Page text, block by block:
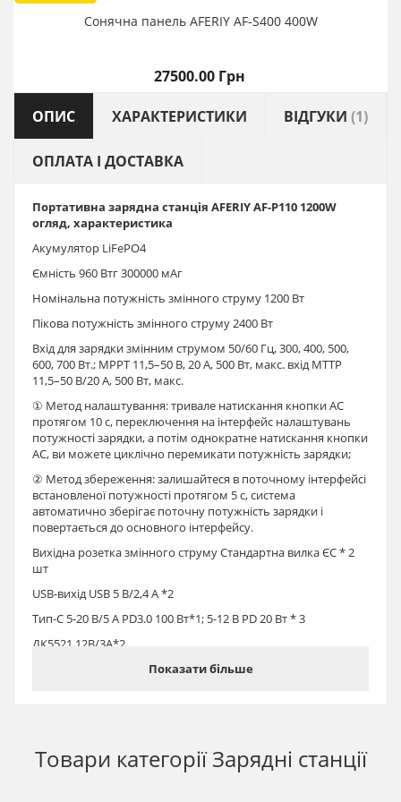
Сонячна панель AFERIY AF-S400 400W
27500.00 Грн
ОПИС ХАРАКТЕРИСТИКИ ВІДГУКИ (1)
ОПЛАТА І ДОСТАВКА
Портативна зарядна станція AFERIY AF-P110 1200W
огляд, характеристика
Акумулятор LiFePO4
Ємність 960 Втг 300000 мАг
Номінальна потужність змінного струму 1200 Вт
Пікова потужність змінного струму 2400 Вт
Вхід для зарядки змінним струмом 50/60 Гц, 300, 400, 500,
600, 700 Вт.; MPPT 11,5–50 В, 20 А, 500 Вт, макс. вхід MTTP
11,5–50 В/20 А, 500 Вт, макс.
① Метод налаштування: тривале натискання кнопки AC
протягом 10 с, переключення на інтерфейс налаштувань
потужності зарядки, а потім однократне натискання кнопки
AC, ви можете циклічно перемикати потужність зарядки;
② Метод збереження: залишайтеся в поточному інтерфейсі
встановленої потужності протягом 5 с, система
автоматично зберігає поточну потужність зарядки і
повертається до основного інтерфейсу.
Вихідна розетка змінного струму Стандартна вилка ЄС * 2
шт
USB-вихід USB 5 В/2,4 А *2
Тип-C 5-20 В/5 А PD3.0 100 Вт*1; 5-12 В PD 20 Вт * 3
ДК5521 12В/3А*2
Вихід прикурювача 12В/10А
Робоча температура -10℃ - 40℃ Час заряджання 1,5 години
Показати більше
Товари категоріїЗарядні станції